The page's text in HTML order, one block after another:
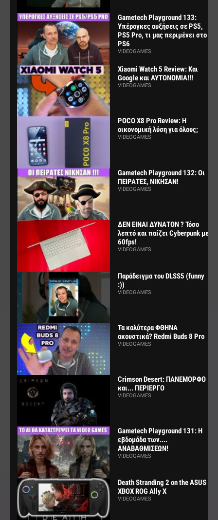
Gametech Playground 133:
Υπέρογκες αυξήσεις σε PS5,
PS5 Pro, τι μας περιμένει στο
PS6
VIDEOGAMES
Xiaomi Watch 5 Review: Και
Google και ΑΥΤΟΝΟΜΙΑ!!!
VIDEOGAMES
POCO X8 Pro Review: Η
οικονομική λύση για όλους;
VIDEOGAMES
Gametech Playground 132: Οι
ΠΕΙΡΑΤΕΣ, ΝΙΚΗΣΑΝ!
VIDEOGAMES
ΔΕΝ ΕΙΝΑΙ ΔΥΝΑΤΟΝ ? Τόσο
λεπτό και παίζει Cyberpunk με
60fps!
VIDEOGAMES
Παράδειγμα του DLSS5 (funny
:))
VIDEOGAMES
Τα καλύτερα ΦΘΗΝΑ
ακουστικά? Redmi Buds 8 Pro
VIDEOGAMES
Crimson Desert: ΠΑΝΕΜΟΡΦΟ
και... ΠΕΡΙΕΡΓΟ
VIDEOGAMES
Gametech Playground 131: Η
εβδομάδα των....
ΑΝΑΒΑΘΜΙΣΕΩΝ!
VIDEOGAMES
Death Stranding 2 on the ASUS
XBOX ROG Ally X
VIDEOGAMES